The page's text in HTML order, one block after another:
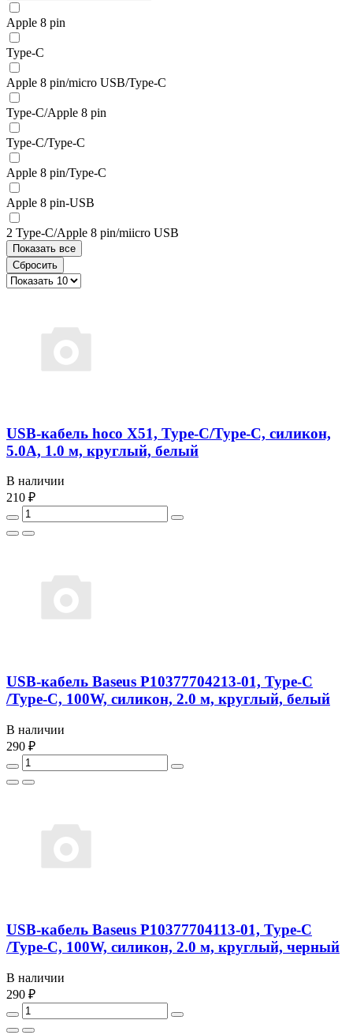
Apple 8 pin
Type-C
Apple 8 pin/micro USB/Type-C
Type-C/Apple 8 pin
Type-C/Type-C
Apple 8 pin/Type-C
Apple 8 pin-USB
2 Type-C/Apple 8 pin/miicro USB
Показать все
Сбросить
USB-кабель hoco X51, Type-C/Type-C, силикон,
5.0A, 1.0 м, круглый, белый
В наличии
210 ₽
USB-кабель Baseus P10377704213-01, Type-C
/Type-C, 100W, силикон, 2.0 м, круглый, белый
В наличии
290 ₽
USB-кабель Baseus P10377704113-01, Type-C
/Type-C, 100W, силикон, 2.0 м, круглый, черный
В наличии
290 ₽